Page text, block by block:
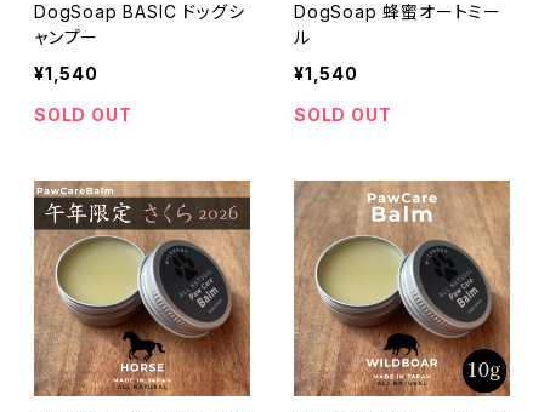
DogSoap BASIC ドッグシ
ャンプー
¥1,540
SOLD OUT
DogSoap 蜂蜜オートミー
ル
¥1,540
SOLD OUT